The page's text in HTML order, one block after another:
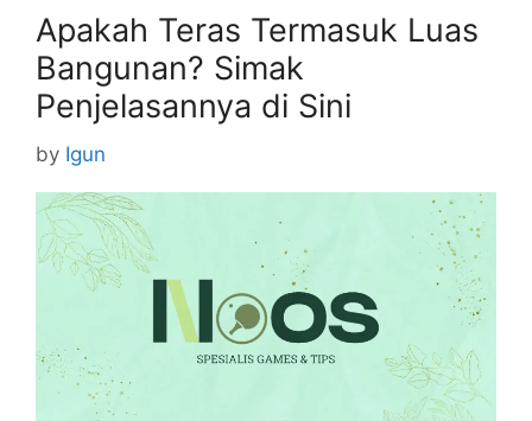
Apakah Teras Termasuk Luas
Bangunan? Simak
Penjelasannya di Sini
by Igun